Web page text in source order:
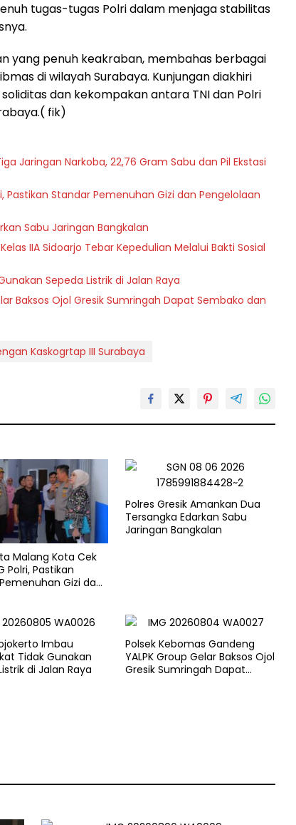
tugas-tugas Polri dalam menjaga stabilitas
yang penuh keakraban, membahas berbagai
di wilayah Surabaya. Kunjungan diakhiri
dan kekompakan antara TNI dan Polri
fik)
Jaringan Narkoba, 22,76 Gram Sabu dan Pil Ekstasi
Pastikan Standar Pemenuhan Gizi dan Pengelolaan
Sabu Jaringan Bangkalan
IIA Sidoarjo Tebar Kepedulian Melalui Bakti Sosial
Sepeda Listrik di Jalan Raya
Baksos Ojol Gresik Sumringah Dapat Sembako dan
Kaskogrtap III Surabaya
Malang Kota Cek
Polri, Pastikan
Gizi dan
Polres Gresik Amankan Dua
Tersangka Edarkan Sabu
Jaringan Bangkalan
Imbau
Tidak Gunakan
di Jalan Raya
Polsek Kebomas Gandeng
YALPK Group Gelar Baksos Ojol
Gresik Sumringah Dapat